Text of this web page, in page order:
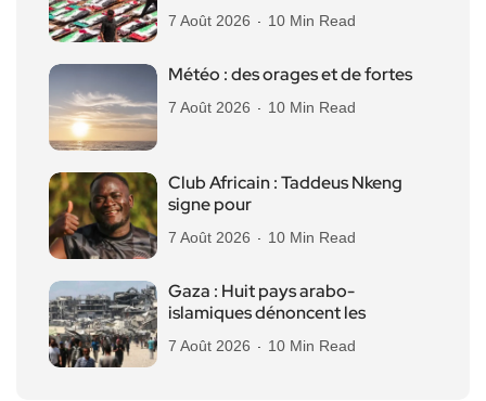
7 Août 2026 10 Min Read
Météo : des orages et de fortes
7 Août 2026 10 Min Read
Club Africain : Taddeus Nkeng
signe pour
7 Août 2026 10 Min Read
Gaza : Huit pays arabo-
islamiques dénoncent les
7 Août 2026 10 Min Read